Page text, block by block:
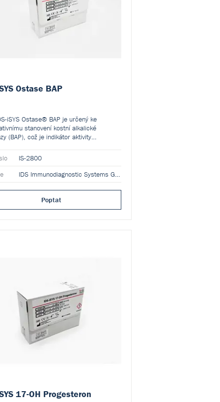
Ostase BAP
iSYS Ostase® BAP je určený ke
stanovení kostní alkalické
(BAP), což je indikátor aktivity
IDS-iSYS Multi-Discipline Automated
IS-2800
IDS Immunodiagnostic Systems GmbH
Poptat
17-OH Progesteron